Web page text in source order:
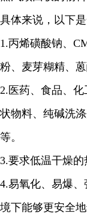
具体来说，以下
1.丙烯磺酸钠、
粉、麦芽糊精、蒽
2. 医药、食品、
状物料、纯碱洗
等。
3.要求低温干燥的
4.易氧化、易爆
境下能够更安全地